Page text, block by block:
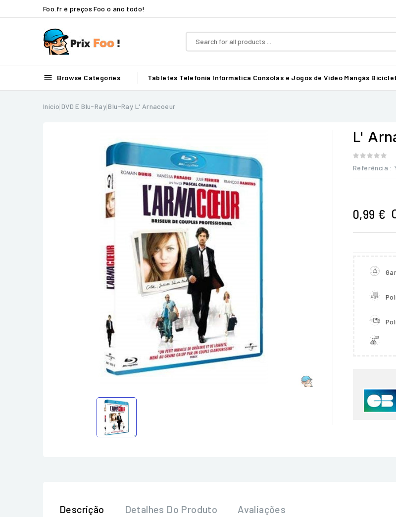
Foo.fr é preços Foo o ano todo!
 Browse Categories Tabletes Telefonia Informatica Consolas e Jogos de Vídeo Mangás
Início DVD E Blu-Ray Blu-Ray L' Arnacoeur

L'
Referência :
0,99 €
Descrição Detalhes Do Produto Avaliações